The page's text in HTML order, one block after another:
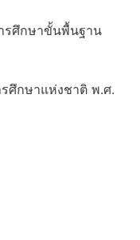
รศึกษาขั้นพื้นฐาน
ศึกษาแห่งชาติ พ.ศ.